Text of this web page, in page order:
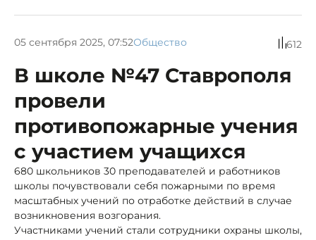
05 сентября 2025, 07:52Общество 612
В школе №47 Ставрополя
провели
противопожарные учения
с участием учащихся
680 школьников 30 преподавателей и работников
школы почувствовали себя пожарными по время
масштабных учений по отработке действий в случае
возникновения возгорания.
Участниками учений стали сотрудники охраны школы,